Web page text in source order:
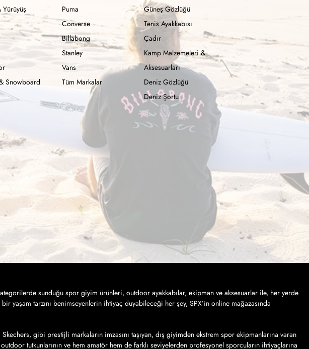
Yürüyüş
Snowboard
Puma
Converse
Billabong
Stanley
Vans
Tüm Markalar
Güneş Gözlüğü
Tenis Ayakkabısı
Çadır
Kamp Malzemeleri &
Aksesuarları
Deniz Gözlüğü
Deniz Şortu
sunduğu spor giyim ürünleri, outdoor ayakkabılar, ekipman ve aksesuarlar ile, her yerde
yaşam tarzını benimseyenlerin ihtiyaç duyabileceği her şey, SPX’in online mağazasında
gibi prestijli markaların imzasını taşıyan, dış giyimden ekstrem spor ekipmanlarına varan
tutkunlarının ve hem amatör hem de farklı seviyelerden profesyonel sporcuların ihtiyaçlarına